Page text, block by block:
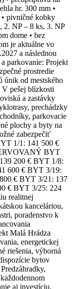
hr. 300 mm •
pivničné kobky
2. NP – 8 ks, 3. NP
dome • bez
je aktuálne vo
a následnou
parkovanie: Projekt
prostredie
únik od mestského
V pešej blízkosti
a zastávky
prechádzky
parkovacie
plochy a byty na
zabezpečiť
1/1: 141 500 €
BYT
200 € BYT 1/8:
600 € BYT 3/19:
€ BYT 3/21: 137
€ BYT 3/25: 224
realitnej
kanceláriou,
poradenstvo k
Malá Hrádza
energetickej
riešenia, výborná
bytov
aj investíciu.